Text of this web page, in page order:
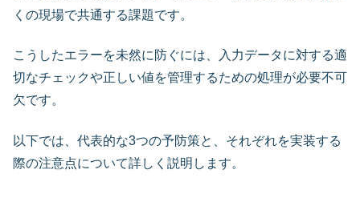
くの現場で共通する課題です。
こうしたエラーを未然に防ぐには、入力データに対する適
切なチェックや正しい値を管理するための処理が必要不可
欠です。
以下では、代表的な3つの予防策と、それぞれを実装する
際の注意点について詳しく説明します。